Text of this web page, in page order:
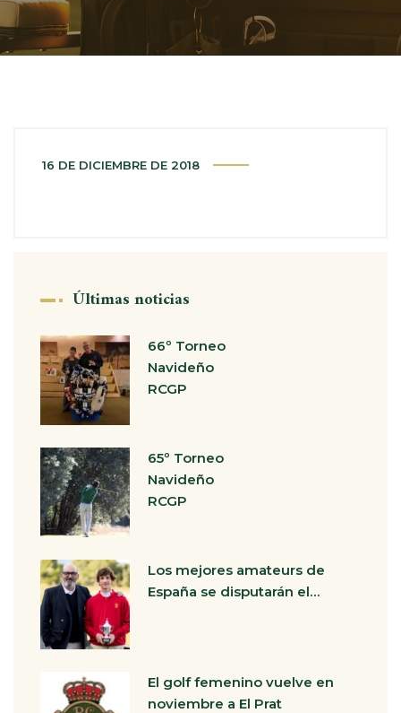
16 DE DICIEMBRE DE 2018
Últimas noticias
66º Torneo
Navideño
RCGP
65º Torneo
Navideño
RCGP
Los mejores amateurs de
España se disputarán el…
El golf femenino vuelve en
noviembre a El Prat